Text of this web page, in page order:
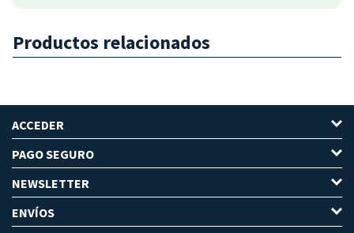
Productos relacionados
ACCEDER
PAGO SEGURO
NEWSLETTER
ENVÍOS